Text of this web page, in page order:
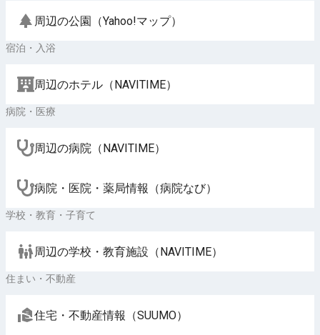
周辺の公園（Yahoo!マップ）
宿泊・入浴
周辺のホテル（NAVITIME）
病院・医療
周辺の病院（NAVITIME）
病院・医院・薬局情報（病院なび）
学校・教育・子育て
周辺の学校・教育施設（NAVITIME）
住まい・不動産
住宅・不動産情報（SUUMO）